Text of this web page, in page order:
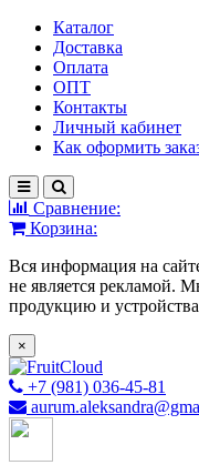
Каталог
Доставка
Оплата
ОПТ
Контакты
Личный кабинет
Как оформить
Сравнение:
Корзина:
Вся информация на
не является рекламой.
продукцию и
×
+7 (981) 036-45-81